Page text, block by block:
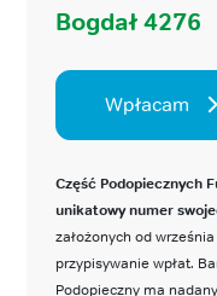
Bogdał 4276
Wpłacam
Część Podopiecznych
unikatowy numer
założonych od
przypisywanie wpłat.
Podopieczny ma